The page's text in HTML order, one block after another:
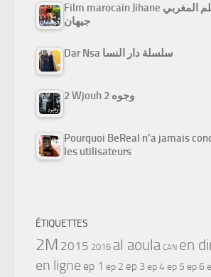
Film marocain Jihane الفيلم المغربي
جيهان
Dar Nsa سلسلة دار النسا
2 Wjouh 2 وجوه
Pourquoi BeReal n’a jamais
les utilisateurs
ÉTIQUETTES
2M 2015 2016 al aoula CAN en
en ligne ep 1 ep 2 ep 3ep 4ep 5 ep 6